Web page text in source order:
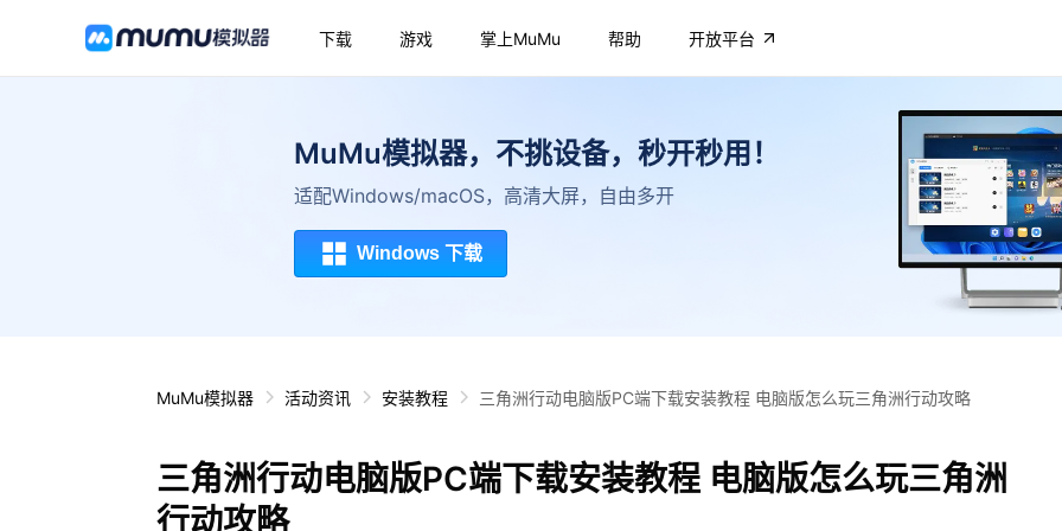
下载 游戏 掌上MuMu 帮助 开放平台
MuMu模拟器，不挑设备，秒开秒用！
适配Windows/macOS，高清大屏，自由多开
Windows 下载
MuMu模拟器 活动资讯 安装教程 三角洲行动电脑版PC端下载安装教程 电脑版怎么玩三角洲行动攻略
三角洲行动电脑版PC端下载安装教程 电脑版怎么玩三角洲
行动攻略